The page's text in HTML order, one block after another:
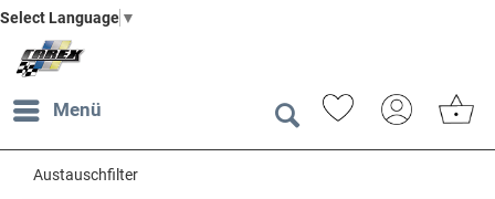
Select Language ▼
Menü
Austauschfilter